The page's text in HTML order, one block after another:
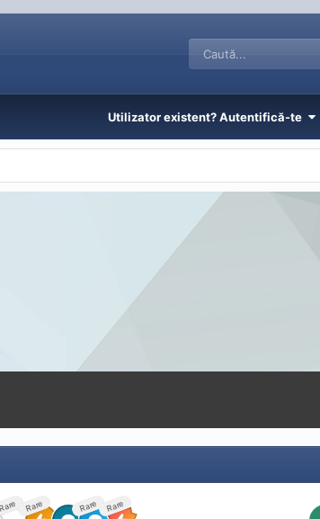
Utilizator existent? Autentifică-te
Rare Rare Rare